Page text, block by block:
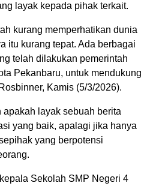
layak kepada pihak terkait.
kurang memperhatikan dunia
itu kurang tepat. Ada berbagai
telah dilakukan pemerintah
Pekanbaru, untuk mendukung
Kamis (5/3/2026).
apakah layak sebuah berita
yang baik, apalagi jika hanya
yang berpotensi
Sekolah SMP Negeri 4